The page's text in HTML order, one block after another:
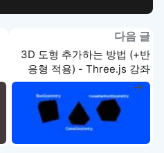
다음 글
3D 도형 추가하는 방법 (+반
응형 적용) - Three.js 강좌